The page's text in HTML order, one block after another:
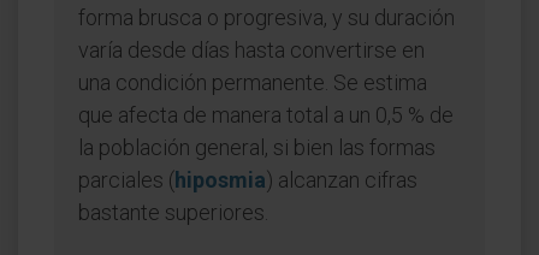
forma brusca o progresiva, y su duración
varía desde días hasta convertirse en
una condición permanente. Se estima
que afecta de manera total a un 0,5 % de
la población general, si bien las formas
parciales ( hiposmia) alcanzan cifras
bastante superiores.